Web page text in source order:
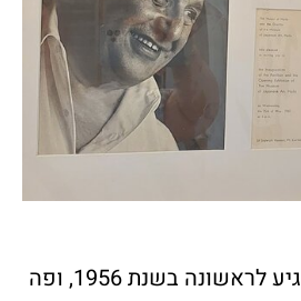
לארץ ישראל הוא הגיע לראשונה בשנת 1956, ופה